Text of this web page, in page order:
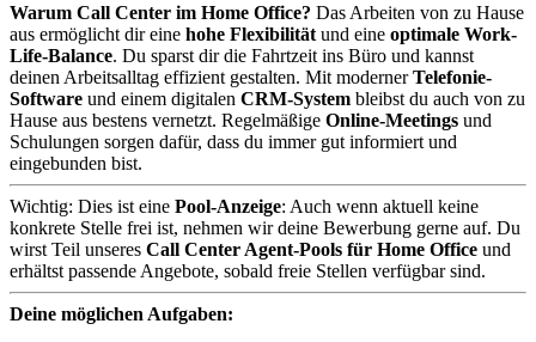
Warum Call Center im Home Office? Das Arbeiten von zu Hause
aus ermöglicht dir eine hohe Flexibilität und eine optimale Work-
Life-Balance. Du sparst dir die Fahrtzeit ins Büro und kannst
deinen Arbeitsalltag effizient gestalten. Mit modernerTelefonie-
Software und einem digitalen CRM-System bleibst du auch von zu
Hause aus bestens vernetzt. Regelmäßige Online-Meetings und
Schulungen sorgen dafür, dass du immer gut informiert und
eingebunden bist.
Wichtig: Dies ist eine Pool-Anzeige: Auch wenn aktuell keine
konkrete Stelle frei ist, nehmen wir deine Bewerbung gerne auf. Du
wirst Teil unseres Call Center Agent-Pools für Home Office und
erhältst passende Angebote, sobald freie Stellen verfügbar sind.
Deine möglichen Aufgaben: